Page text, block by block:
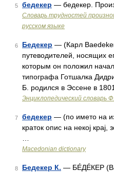
5 бедекер — бедекер.
Словарь трудностей
русском языке
6 Бедекер — (Карл
путеводителей, носящих
которым он положил
типографа Готшалка
Б. родился в Эссене в
Энциклопедический словарь
7 бедекер — (по името на
краток опис на некој крај,
Macedonian dictionary
8 Бедекер К. — БÉДÉКЕР